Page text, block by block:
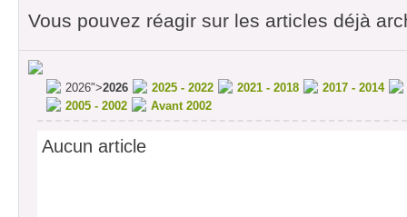
Vous pouvez réagir sur les articles déjà
2026">2026 2025 - 2022 2021 - 2018
2017 - 2014
2005 - 2002
Avant 2002
Aucun article